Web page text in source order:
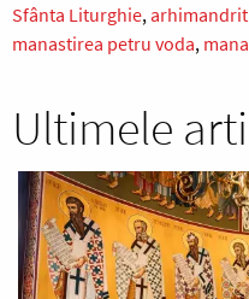
Sfânta Liturghie
manastirea petru voda
Ultimele